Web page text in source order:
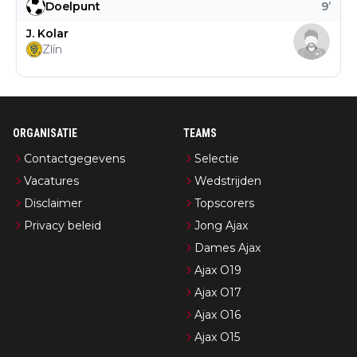
Doelpunt 9’
J. Kolar
Zlín
ORGANISATIE
Contactgegevens
Vacatures
Disclaimer
Privacy beleid
TEAMS
Selectie
Wedstrijden
Topscorers
Jong Ajax
Dames Ajax
Ajax O19
Ajax O17
Ajax O16
Ajax O15